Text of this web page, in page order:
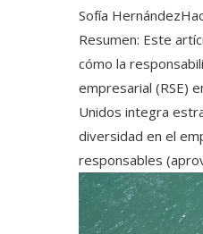
Sofía Hernández
Resumen: Este
cómo la
empresarial (RSE)
Unidos integra
diversidad en el
responsables